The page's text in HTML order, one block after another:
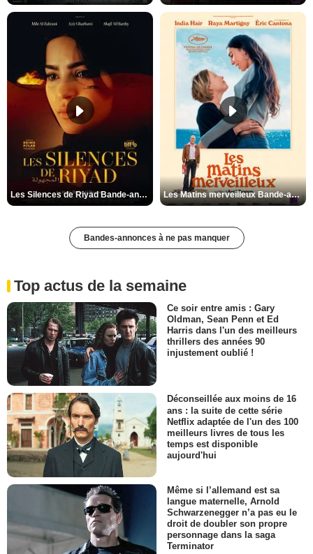
Les Silences de Riyad Bande-annonce VO STFR Les Matins merveilleux Bande-annonce VF
Bandes-annonces à ne pas manquer
Top actus de la semaine
Ce soir entre amis : Gary
Oldman, Sean Penn et Ed
Harris dans l'un des meilleurs
thrillers des années 90
injustement oublié !
Déconseillée aux moins de 16
ans : la suite de cette série
Netflix adaptée de l'un des 100
meilleurs livres de tous les
temps est disponible
aujourd'hui
Même si l’allemand est sa
langue maternelle, Arnold
Schwarzenegger n’a pas eu le
droit de doubler son propre
personnage dans la saga
Terminator